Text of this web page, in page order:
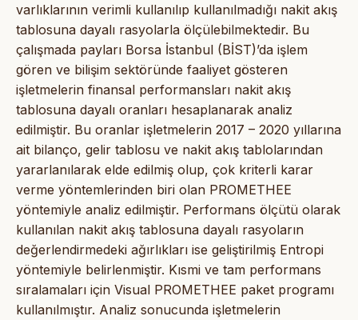
varlıklarının verimli kullanılıp kullanılmadığı nakit akış
tablosuna dayalı rasyolarla ölçülebilmektedir. Bu
çalışmada payları Borsa İstanbul (BİST)’da işlem
gören ve bilişim sektöründe faaliyet gösteren
işletmelerin finansal performansları nakit akış
tablosuna dayalı oranları hesaplanarak analiz
edilmiştir. Bu oranlar işletmelerin 2017 – 2020 yıllarına
ait bilanço, gelir tablosu ve nakit akış tablolarından
yararlanılarak elde edilmiş olup, çok kriterli karar
verme yöntemlerinden biri olan PROMETHEE
yöntemiyle analiz edilmiştir. Performans ölçütü olarak
kullanılan nakit akış tablosuna dayalı rasyoların
değerlendirmedeki ağırlıkları ise geliştirilmiş Entropi
yöntemiyle belirlenmiştir. Kısmi ve tam performans
sıralamaları için Visual PROMETHEE paket programı
kullanılmıştır. Analiz sonucunda işletmelerin